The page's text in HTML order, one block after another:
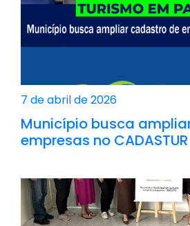
7 de abril de 2026
Município busca
empresas no CADASTUR